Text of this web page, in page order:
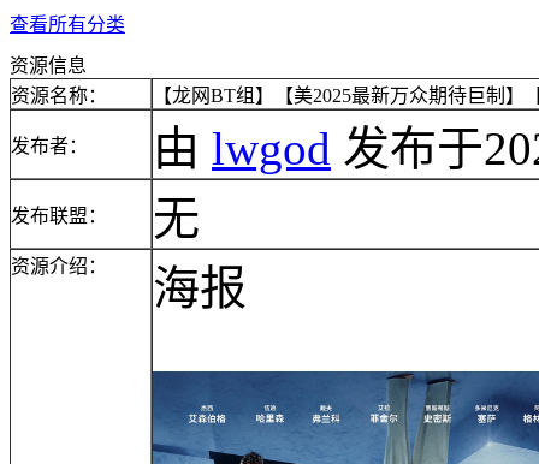
查看所有分类
资源信息
资源名称：
【龙网BT组】【美2025最新万众期待巨制
发布者： 由 lwgod 发布于
发布联盟： 无
资源介绍： 海报